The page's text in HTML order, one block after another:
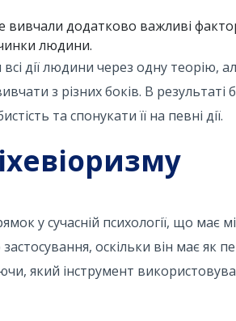
вивчали додатково важливі
людини.
дії людини через одну теорію,
з різних боків. В результаті
та спонукати її на певні дії.
у сучасній психології, що
оскільки він має як
який інструмент